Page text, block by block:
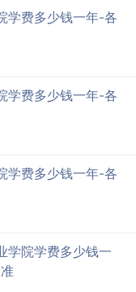
学费多少钱一年-各
学费多少钱一年-各
学费多少钱一年-各
学院学费多少钱一